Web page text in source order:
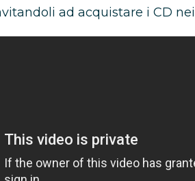
ad acquistare i CD